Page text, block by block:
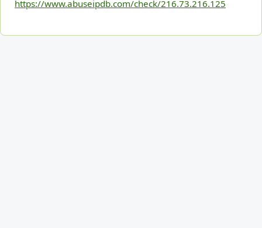
https://www.abuseipdb.com/check/216.73.216.125